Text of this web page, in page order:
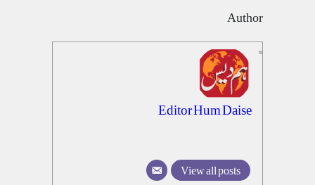
Author
Editor Hum Daise
View all posts